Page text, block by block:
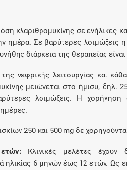
κλαριθρομυκίνης σε ενήλικες
ημέρα. Σε βαρύτερες λοιμώξεις
διάρκεια της θεραπείας
νεφρικής λειτουργίας και
μειώνεται στο ήμισυ,
λοιμώξεις. Η χορήγηση
250 και 500 mg δε
Κλινικές μελέτες έχουν
ηλικίας 6 μηνών έως 12 ετών. Ως